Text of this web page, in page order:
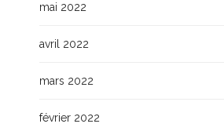
mai 2022
avril 2022
mars 2022
février 2022